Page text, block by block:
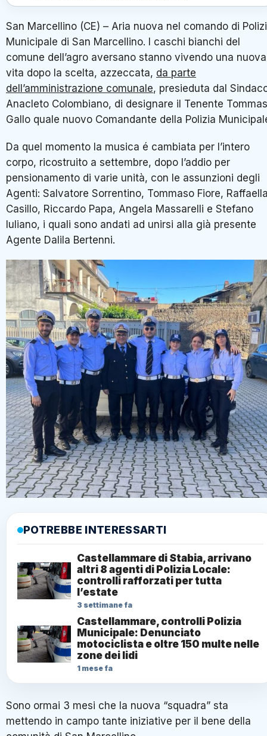
San Marcellino (CE) – Aria nuova nel comando di
Municipale di San Marcellino. I caschi bianchi del
comune dell’agro aversano stanno vivendo una nuova
vita dopo la scelta, azzeccata, da parte
dell’amministrazione comunale, presieduta dal
Anacleto Colombiano, di designare il Tenente
Gallo quale nuovo Comandante della Polizia
Da quel momento la musica é cambiata per l’intero
corpo, ricostruito a settembre, dopo l’addio per
pensionamento di varie unità, con le assunzioni degli
Agenti: Salvatore Sorrentino, Tommaso Fiore,
Casillo, Riccardo Papa, Angela Massarelli e Stefano
Iuliano, i quali sono andati ad unirsi alla già presente
Agente Dalila Bertenni.
POTREBBE INTERESSARTI
Castellammare di Stabia, arrivano
altri 8 agenti di Polizia Locale:
controlli rafforzati per tutta
l’estate
3 settimane fa
Castellammare, controlli Polizia
Municipale: Denunciato
motociclista e oltre 150 multe nelle
zone dei lidi
1 mese fa
Sono ormai 3 mesi che la nuova “squadra” sta
mettendo in campo tante iniziative per il bene della